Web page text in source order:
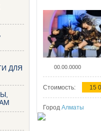
ДЛЯ
00.00.0000
Стоимость: 15
Город Алматы